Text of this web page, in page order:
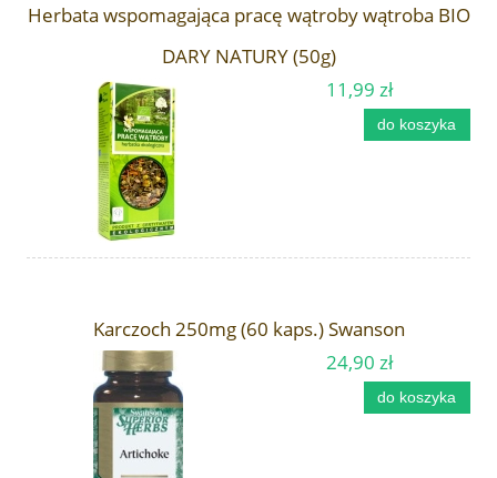
Herbata wspomagająca pracę wątroby wątroba BIO
DARY NATURY (50g)
11,99 zł
do koszyka
Karczoch 250mg (60 kaps.) Swanson
24,90 zł
do koszyka